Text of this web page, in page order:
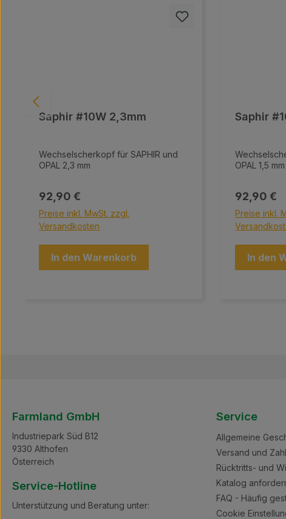
Saphir #10W 2,3mm
Wechselscherkopf für SAPHIR und
OPAL 2,3 mm
Regulärer Preis:
92,90 €
Preise inkl. MwSt. zzgl.
Versandkosten
In den Warenkorb
Saphir
OPAL 1,5 mm
Regulärer
92,90 €
Preise inkl.
In den
Farmland GmbH
Industriepark Süd B12
9330 Althofen
Österreich
Service-Hotline
Unterstützung und Beratung unter:
Service
Allgemeine
Versand und
Rücktritts- und
Katalog
FAQ - Häufig
Cookie